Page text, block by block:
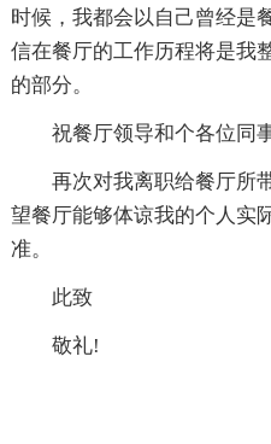
时候，我都会以自己曾经是
信在餐厅的工作历程将是我
的部分。
祝餐厅领导和个各位同
再次对我离职给餐厅所
望餐厅能够体谅我的个人实
准。
此致
敬礼!